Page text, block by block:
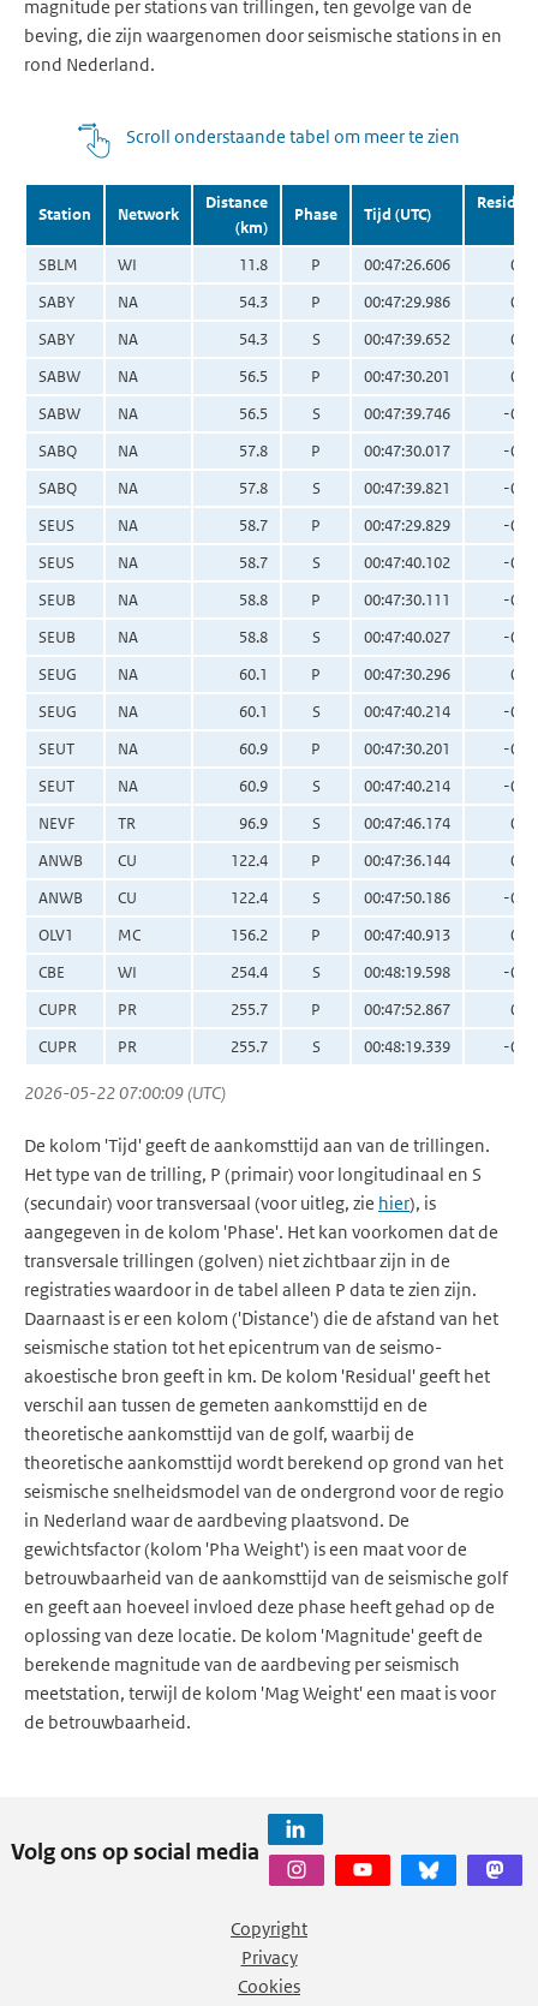
magnitude per stations van trillingen, ten gevolge van de
beving, die zijn waargenomen door seismische stations in en
rond Nederland.
Scroll onderstaande tabel om meer te zien
Station Network
Distance
(km)
Phase Tijd (UTC)
Residual
SBLM
WI 11.8 P 00:47:26.606
0.63
SABY
NA 54.3 P 00:47:29.986
0.26
SABY
NA 54.3 S 00:47:39.652
0.21
SABW
NA 56.5 P 00:47:30.201
0.28
SABW
NA 56.5 S 00:47:39.746
-0.03
SABQ
NA 57.8 P 00:47:30.017
-0.02
SABQ
NA 57.8 S 00:47:39.821
-0.16
SEUS
NA 58.7 P 00:47:29.829
-0.28
SEUS
NA 58.7 S 00:47:40.102
-0.02
SEUB
NA 58.8 P 00:47:30.111
-0.01
SEUB
NA 58.8 S 00:47:40.027
-0.11
SEUG
NA 60.1 P 00:47:30.296
0.06
SEUG
NA 60.1 S 00:47:40.214
-0.13
SEUT
NA 60.9 P 00:47:30.201
-0.11
SEUT
NA 60.9 S 00:47:40.214
-0.25
NEVF
TR 96.9 S 00:47:46.174
0.06
ANWB
CU 122.4 P 00:47:36.144
0.03
ANWB
CU 122.4 S 00:47:50.186
-0.62
OLV1
MC 156.2 P 00:47:40.913
0.69
CBE
WI 254.4 S 00:48:19.598
-0.21
CUPR
PR 255.7 P 00:47:52.867
0.46
CUPR
PR 255.7 S 00:48:19.339 -0.74
2026-05-22 07:00:09 (UTC)
De kolom 'Tijd' geeft de aankomsttijd aan van de trillingen.
Het type van de trilling, P (primair) voor longitudinaal en S
(secundair) voor transversaal (voor uitleg, zie hier), is
aangegeven in de kolom 'Phase'. Het kan voorkomen dat de
transversale trillingen (golven) niet zichtbaar zijn in de
registraties waardoor in de tabel alleen P data te zien zijn.
Daarnaast is er een kolom ('Distance') die de afstand van het
seismische station tot het epicentrum van de seismo-
akoestische bron geeft in km. De kolom 'Residual' geeft het
verschil aan tussen de gemeten aankomsttijd en de
theoretische aankomsttijd van de golf, waarbij de
theoretische aankomsttijd wordt berekend op grond van het
seismische snelheidsmodel van de ondergrond voor de regio
in Nederland waar de aardbeving plaatsvond. De
gewichtsfactor (kolom 'Pha Weight') is een maat voor de
betrouwbaarheid van de aankomsttijd van de seismische golf
en geeft aan hoeveel invloed deze phase heeft gehad op de
oplossing van deze locatie. De kolom 'Magnitude' geeft de
berekende magnitude van de aardbeving per seismisch
meetstation, terwijl de kolom 'Mag Weight' een maat is voor
de betrouwbaarheid.
Volg ons op social media
Copyright
Privacy
Cookies